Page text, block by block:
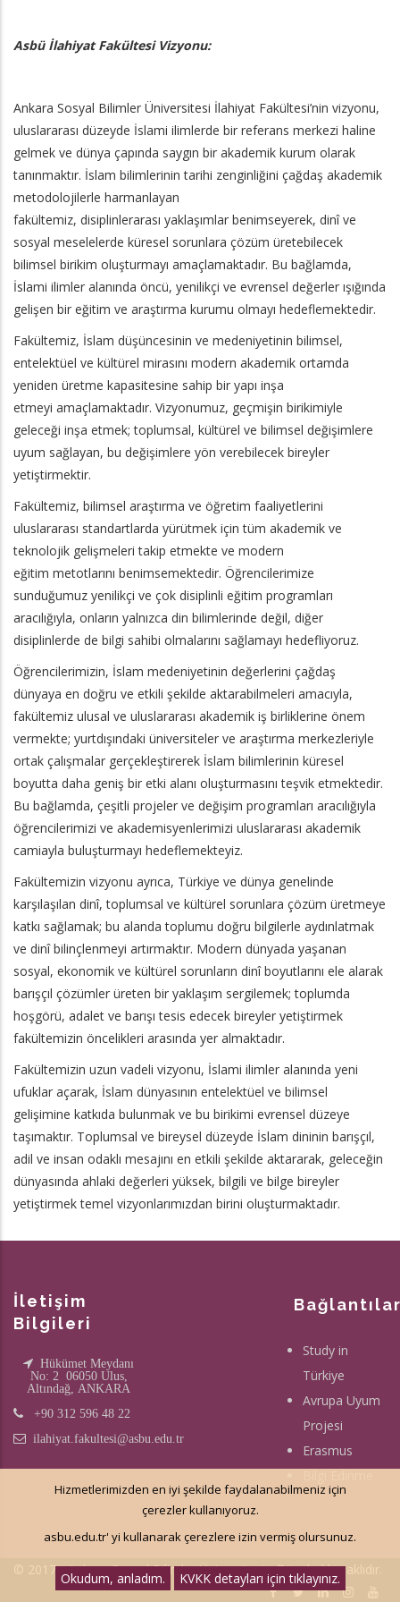
Asbü İlahiyat Fakültesi Vizyonu:
Ankara Sosyal Bilimler Üniversitesi İlahiyat Fakültesi’nin vizyonu,
uluslararası düzeyde İslami ilimlerde bir referans merkezi haline
gelmek ve dünya çapında saygın bir akademik kurum olarak
tanınmaktır. İslam bilimlerinin tarihi zenginliğini çağdaş akademik
metodolojilerle harmanlayan
fakültemiz, disiplinlerarası yaklaşımlar benimseyerek, dinî ve
sosyal meselelerde küresel sorunlara çözüm üretebilecek
bilimsel birikim oluşturmayı amaçlamaktadır. Bu bağlamda,
İslami ilimler alanında öncü, yenilikçi ve evrensel değerler ışığında
gelişen bir eğitim ve araştırma kurumu olmayı hedeflemektedir.
Fakültemiz, İslam düşüncesinin ve medeniyetinin bilimsel,
entelektüel ve kültürel mirasını modern akademik ortamda
yeniden üretme kapasitesine sahip bir yapı inşa
etmeyi amaçlamaktadır. Vizyonumuz, geçmişin birikimiyle
geleceği inşa etmek; toplumsal, kültürel ve bilimsel değişimlere
uyum sağlayan, bu değişimlere yön verebilecek bireyler
yetiştirmektir.
Fakültemiz, bilimsel araştırma ve öğretim faaliyetlerini
uluslararası standartlarda yürütmek için tüm akademik ve
teknolojik gelişmeleri takip etmekte ve modern
eğitim metotlarını benimsemektedir. Öğrencilerimize
sunduğumuz yenilikçi ve çok disiplinli eğitim programları
aracılığıyla, onların yalnızca din bilimlerinde değil, diğer
disiplinlerde de bilgi sahibi olmalarını sağlamayı hedefliyoruz.
Öğrencilerimizin, İslam medeniyetinin değerlerini çağdaş
dünyaya en doğru ve etkili şekilde aktarabilmeleri amacıyla,
fakültemiz ulusal ve uluslararası akademik iş birliklerine önem
vermekte; yurtdışındaki üniversiteler ve araştırma merkezleriyle
ortak çalışmalar gerçekleştirerek İslam bilimlerinin küresel
boyutta daha geniş bir etki alanı oluşturmasını teşvik etmektedir.
Bu bağlamda, çeşitli projeler ve değişim programları aracılığıyla
öğrencilerimizi ve akademisyenlerimizi uluslararası akademik
camiayla buluşturmayı hedeflemekteyiz.
Fakültemizin vizyonu ayrıca, Türkiye ve dünya genelinde
karşılaşılan dinî, toplumsal ve kültürel sorunlara çözüm üretmeye
katkı sağlamak; bu alanda toplumu doğru bilgilerle aydınlatmak
ve dinî bilinçlenmeyi artırmaktır. Modern dünyada yaşanan
sosyal, ekonomik ve kültürel sorunların dinî boyutlarını ele alarak
barışçıl çözümler üreten bir yaklaşım sergilemek; toplumda
hoşgörü, adalet ve barışı tesis edecek bireyler yetiştirmek
fakültemizin öncelikleri arasında yer almaktadır.
Fakültemizin uzun vadeli vizyonu, İslami ilimler alanında yeni
ufuklar açarak, İslam dünyasının entelektüel ve bilimsel
gelişimine katkıda bulunmak ve bu birikimi evrensel düzeye
taşımaktır. Toplumsal ve bireysel düzeyde İslam dininin barışçıl,
adil ve insan odaklı mesajını en etkili şekilde aktararak, geleceğin
dünyasında ahlaki değerleri yüksek, bilgili ve bilge bireyler
yetiştirmek temel vizyonlarımızdan birini oluşturmaktadır.
İletişim
Bilgileri
Hükümet Meydanı
No: 2 06050 Ulus,
Altındağ, ANKARA
+90 312 596 48 22
ilahiyat.fakultesi@asbu.edu.tr
Study in
Türkiye
Avrupa Uyum
Projesi
Erasmus
© 2017 - Ankara Sosyal Bilimler Üniversitesi - Tüm hakkı saklıdır.
Hizmetlerimizden en iyi şekilde faydalanabilmeniz için
çerezler kullanıyoruz.
asbu.edu.tr' yi kullanarak çerezlere izin vermiş olursunuz.
Okudum, anladım. KVKK detayları için tıklayınız.